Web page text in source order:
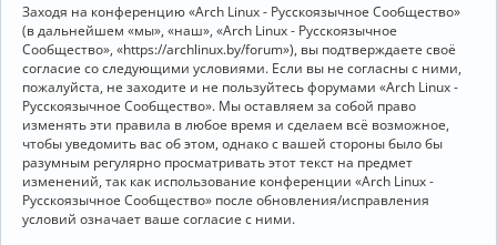
и
н
та
ц
и
я
Заходя на конференцию «Arch Linux - Русскоязычное Сообщество»
(в дальнейшем «мы», «наш», «Arch Linux - Русскоязычное
Сообщество», «https://archlinux.by/forum»), вы подтверждаете своё
согласие со следующими условиями. Если вы не согласны с ними,
пожалуйста, не заходите и не пользуйтесь форумами «Arch Linux -
Русскоязычное Сообщество». Мы оставляем за собой право
изменять эти правила в любое время и сделаем всё возможное,
чтобы уведомить вас об этом, однако с вашей стороны было бы
разумным регулярно просматривать этот текст на предмет
изменений, так как использование конференции «Arch Linux -
Русскоязычное Сообщество» после обновления/исправления
условий означает ваше согласие с ними.